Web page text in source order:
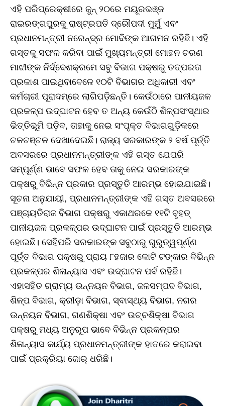
ଏହି ପରିପ୍ରେକ୍ଷୀରେ ଜୁନ୍‌ ୨୦ରେ ମୟୂରଭଞ୍ଜ
ରାଇରଙ୍ଗପୁରକୁ ରାଷ୍ଟ୍ରପତି ଦ୍ରୌପଦୀ ମୁର୍ମୁ ଏବଂ
ପ୍ରଧାନମନ୍ତ୍ରୀ ନରେନ୍ଦ୍ର ମୋଦିଙ୍କ ଆଗମନ ରହିଛି। ଏହି
ଗସ୍ତକୁ ସଫଳ କରିବା ପାଇଁ ମୁଖ୍ୟମନ୍ତ୍ରୀ ମୋହନ ଚରଣ
ମାଝୀଙ୍କ ନିର୍ଦ୍ଦେଶକ୍ରମେ ସବୁ ବିଭାଗ ପକ୍ଷରୁ ତତ୍ପରତା
ପ୍ରକାଶ ପାଇଥିବାବେଳେ ୧୦ଟି ବିଭାଗର ଅଧିକାରୀ ଏବଂ
କର୍ମଚାରୀ ପୂରାଦମ୍‌ରେ ଲାଗିପଡ଼ିଛନ୍ତି। କେଉଁଠାରେ ପାନୀୟଜଳ
ପ୍ରକଳ୍ପ ଉଦ୍‌ଘାଟନ ହେବ ତ ଅନ୍ୟ କେଉଁଠି ଶିଳ୍ପସଂସ୍ଥାର
ଭିତ୍ତିଭୂମି ପଡ଼ିବ, ତାହାକୁ ନେଇ ସଂପୃକ୍ତ ବିଭାଗଗୁଡ଼ିକରେ
ଚଳଚଞ୍ଚଳ ଦେଖାଦେଇଛି। ରାଜ୍ୟ ସରକାରଙ୍କ ୨ ବର୍ଷ ପୂର୍ତ୍ତି
ଅବସରରେ ପ୍ରଧାନମନ୍ତ୍ରୀଙ୍କ ଏହି ଗସ୍ତ ଯେପରି
ସମ୍ପୂର୍ଣ୍ଣ ଭାବେ ସଫଳ ହେବ ତାକୁ ନେଇ ସରକାରଙ୍କ
ପକ୍ଷରୁ ବିଭିନ୍ନ ପ୍ରକାର ପ୍ରସ୍ତୁତି ଆରମ୍ଭ ହୋଇଯାଇଛି।
ସୂଚନା ଅନୁଯାୟୀ, ପ୍ରଧାନମନ୍ତ୍ରୀଙ୍କ ଏହି ଗସ୍ତ ଅବସରରେ
ପଞ୍ଚାୟତିରାଜ ବିଭାଗ ପକ୍ଷରୁ ଏକାଥରକେ ୧୧ଟି ବୃହତ୍‌
ପାନୀୟଜଳ ପ୍ରକଳ୍ପର ଉଦ୍‌ଘାଟନ ପାଇଁ ପ୍ରସ୍ତୁତି ଆରମ୍ଭ
ହୋଇଛି। ସେହିପରି ସରକାରଙ୍କ ସବୁଠାରୁ ଗୁରୁତ୍ୱପୂର୍ଣ୍ଣ
ପୂର୍ତ୍ତ ବିଭାଗ ପକ୍ଷରୁ ପ୍ରାୟ ୮ହଜାର କୋଟି ଟଙ୍କାର ବିଭିନ୍ନ
ପ୍ରକଳ୍ପର ଶିଳାନ୍ୟାସ ଏବଂ ଉଦ୍‌ଘାଟନ ପର୍ବ ରହିଛି।
ଏହାସହିତ ଗ୍ରାମ୍ୟ ଉନ୍ନୟନ ବିଭାଗ, ଜଳସମ୍ପଦ ବିଭାଗ,
ଶିଳ୍ପ ବିଭାଗ, କ୍ରୀଡ଼ା ବିଭାଗ, ସ୍ବାସ୍ଥ୍ୟ ବିଭାଗ, ନଗର
ଉନ୍ନୟନ ବିଭାଗ, ଗଣଶିକ୍ଷା ଏବଂ ଉଚ୍ଚଶିକ୍ଷା ବିଭାଗ
ପକ୍ଷରୁ ମଧ୍ୟ ଅନୁରୂପ ଭାବେ ବିଭିନ୍ନ ପ୍ରକଳ୍ପର
ଶିଳାନ୍ୟାସ କାର୍ଯ୍ୟ ପ୍ରଧାନମନ୍ତ୍ରୀଙ୍କ ହାତରେ କରାଇବା
ପାଇଁ ପ୍ରକ୍ରିୟା ଜୋର୍‌ ଧରିଛି।